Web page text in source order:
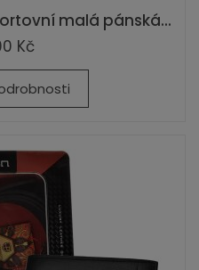
malá pánská...
Kč